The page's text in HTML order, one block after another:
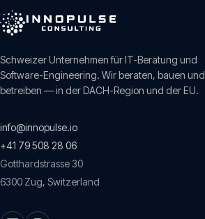
Schweizer Unternehmen für IT-Beratung und
Software-Engineering. Wir beraten, bauen und
betreiben — in der DACH-Region und der EU.
info@innopulse.io
+41 79 508 28 06
Gotthardstrasse 30
6300 Zug, Switzerland